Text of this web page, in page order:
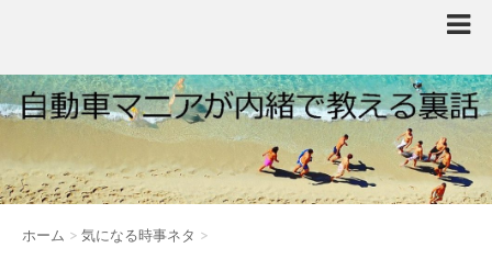
ホーム > 気になる時事ネタ >